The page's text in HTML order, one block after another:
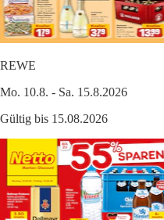
REWE
Mo. 10.8. - Sa. 15.8.2026
Gültig bis 15.08.2026